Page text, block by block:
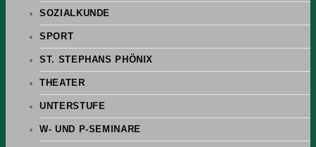
SOZIALKUNDE
SPORT
ST. STEPHANS PHÖNIX
THEATER
UNTERSTUFE
W- UND P-SEMINARE